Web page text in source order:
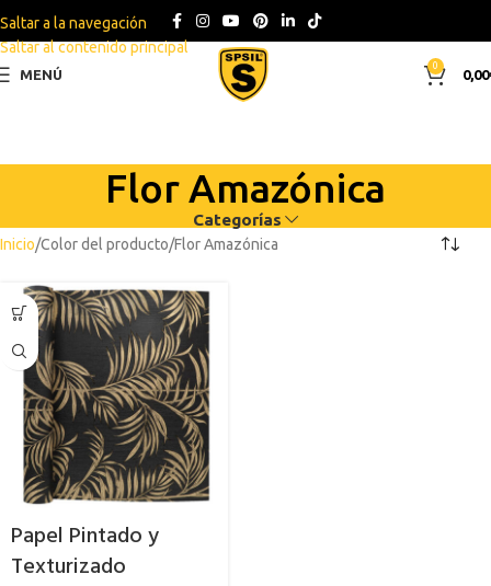
Saltar a la navegación
Saltar al contenido principal
MENÚ
0
0,00
Flor Amazónica
Categorías
Inicio Color del producto Flor Amazónica
Papel Pintado y
Texturizado